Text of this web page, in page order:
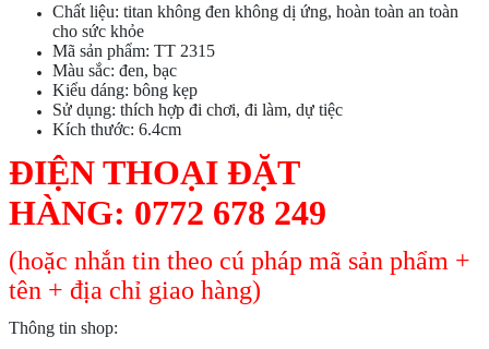
Chất liệu: titan không đen không dị ứng, hoàn toàn an toàn
cho sức khỏe
Mã sản phẩm: TT 2315
Màu sắc: đen, bạc
Kiểu dáng: bông kẹp
Sử dụng: thích hợp đi chơi, đi làm, dự tiệc
Kích thước: 6.4cm
ĐIỆN THOẠI ĐẶT
HÀNG: 0772 678 249
(hoặc nhắn tin theo cú pháp mã sản phẩm +
tên + địa chỉ giao hàng)
Thông tin shop: